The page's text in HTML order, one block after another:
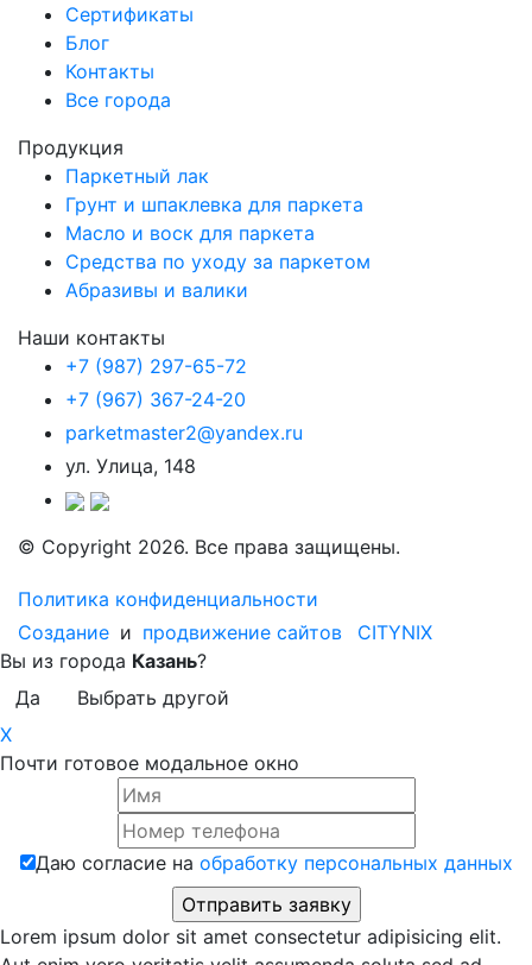
Сертификаты
Блог
Контакты
Все города
Продукция
Паркетный лак
Грунт и шпаклевка для паркета
Масло и воск для паркета
Средства по уходу за паркетом
Абразивы и валики
Наши контакты
+7 (987) 297-65-72
+7 (967) 367-24-20
parketmaster2@yandex.ru
ул. Улица, 148
© Copyright 2026. Все права защищены.
Политика конфиденциальности
Создание и продвижение сайтов
CITYNIX
Вы из города Казань?
Да
Выбрать другой
X
Почти готовое модальное окно
Даю согласие на обработку персональных данных
Lorem ipsum dolor sit amet consectetur adipisicing elit.